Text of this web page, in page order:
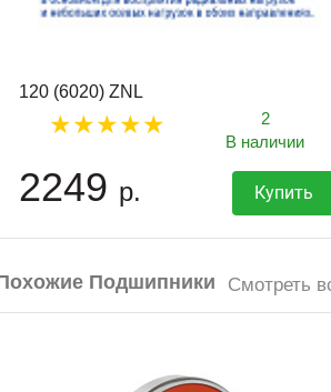
120 (6020) ZNL
2
В наличии
2249 р. Купить
Подшипники Смотреть